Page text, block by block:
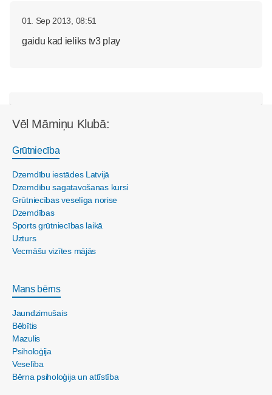
01. Sep 2013, 08:51
gaidu kad ieliks tv3 play
Vēl Māmiņu Klubā:
Grūtniecība
Dzemdību iestādes Latvijā
Dzemdību sagatavošanas kursi
Grūtniecības veselīga norise
Dzemdības
Sports grūtniecības laikā
Uzturs
Vecmāšu vizītes mājās
Mans bērns
Jaundzimušais
Bēbītis
Mazulis
Psiholoģija
Veselība
Bērna psiholoģija un attīstība